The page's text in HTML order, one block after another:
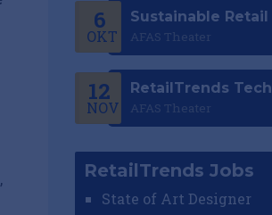
6
OKT
Sustainable Retail
AFAS Theater
12
NOV
RetailTrends Tech
AFAS Theater
RetailTrends Jobs
State of Art Designer